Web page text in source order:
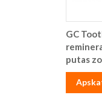
GC
putas